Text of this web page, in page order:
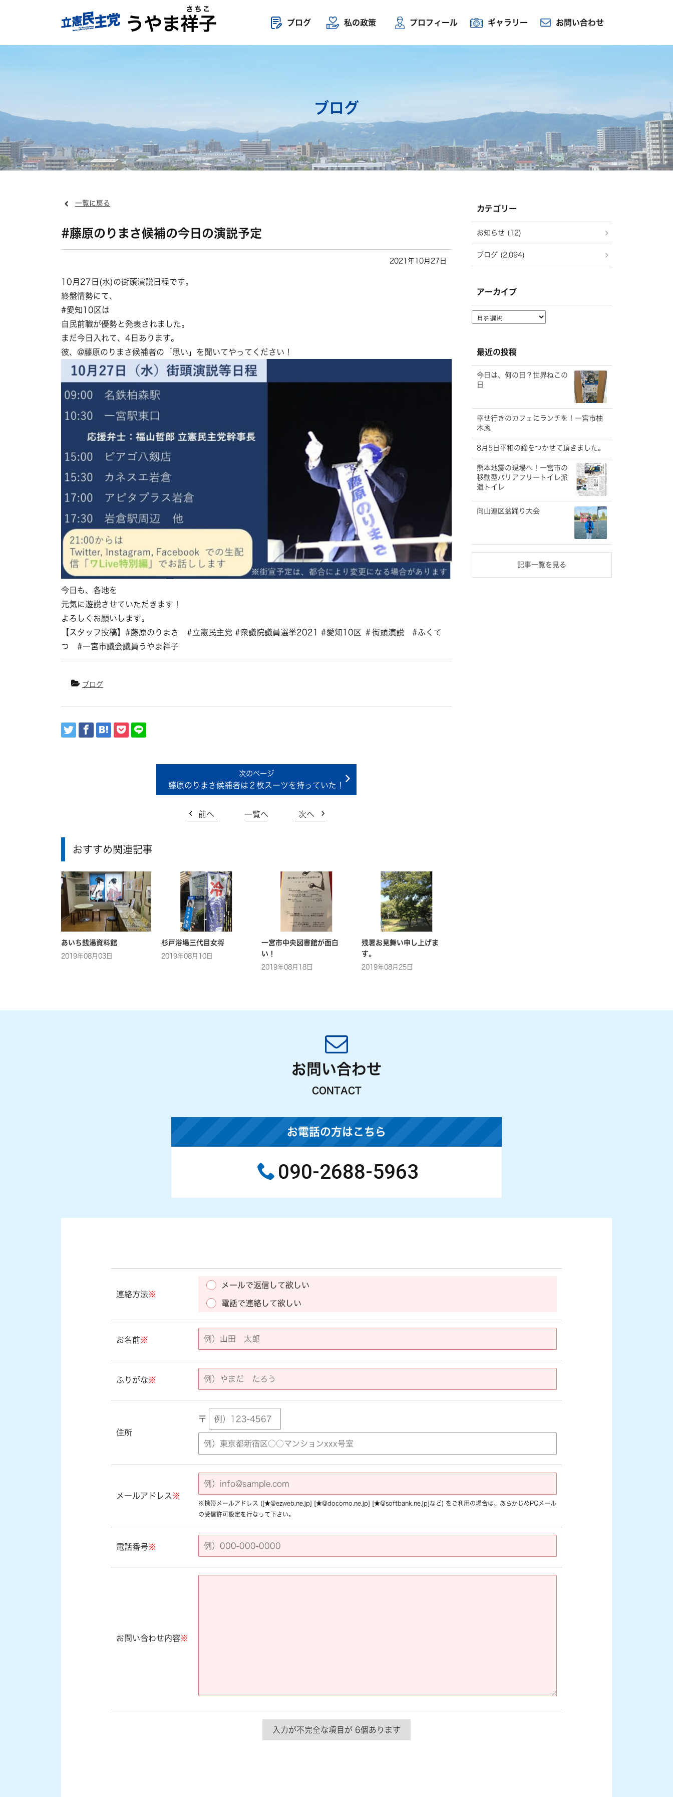
ブログ 私の政策 プロフィール ギャラリー お問い合わせ
ブログ
一覧に戻る
#藤原のりまさ候補の今日の演説予定
2021年10月27日
10月27日(水)の街頭演説日程です。
終盤情勢にて、
#愛知10区は
自民前職が優勢と発表されました。
まだ今日入れて、4日あります。
彼、@藤原のりまさ候補者の「思い」を聞いてやってください！
今日も、各地を
元気に遊説させていただきます！
よろしくお願いします。
【スタッフ投稿】#藤原のりまさ #立憲民主党 #衆議院議員選挙2021 #愛知10区 ＃街頭演説 #ふくて
つ #一宮市議会議員うやま祥子
ブログ
藤原のりまさ候補者は２枚スーツを持っていた！
前へ 一覧へ 次へ
おすすめ関連記事
あいち銭湯資料館
2019年08月03日
杉戸浴場三代目女将
2019年08月10日
一宮市中央図書館が面白
い！
2019年08月18日
残暑お見舞い申し上げま
す。
2019年08月25日
カテゴリー
お知らせ (12)
ブログ (2,094)
アーカイブ
ア
ー
ブ
最近の投稿
今日は、何の日？世界ねこの
日
幸せ行きのカフェにランチを！一宮市柚
木颪
8月5日平和の鐘をつかせて頂きました。
熊本地震の現場へ！一宮市の
移動型バリアフリートイレ派
遣トイレ
向山連区盆踊り大会
記事一覧を見る
お問い合わせ
CONTACT
お電話の方はこちら
090-2688-5963
連絡方法※
メールで返信して欲しい
電話で連絡して欲しい
お名前※
ふりがな※
住所
〒
メールアドレス ※
※携帯メールアドレス ([★@ezweb.ne.jp] [★@docomo.ne.jp] [★@softbank.ne.jp]など) をご利用の場合は、あらかじめPCメール
の受信許可設定を行なって下さい。
電話番号※
お問い合わせ内容※